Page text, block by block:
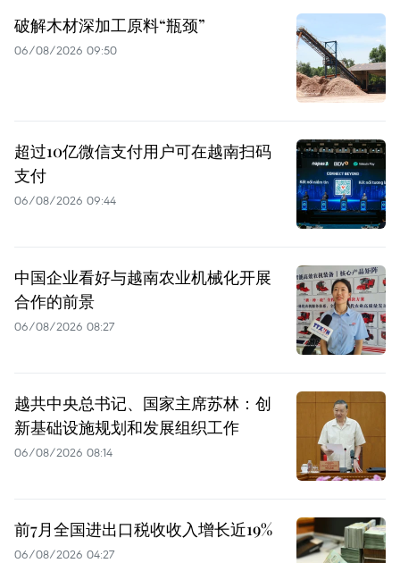
破解木材深加工原料“瓶颈”
06/08/2026 09:50
超过10亿微信支付用户可在越南扫码
支付
06/08/2026 09:44
中国企业看好与越南农业机械化开展
合作的前景
06/08/2026 08:27
越共中央总书记、国家主席苏林：创
新基础设施规划和发展组织工作
06/08/2026 08:14
前7月全国进出口税收收入增长近19%
06/08/2026 04:27